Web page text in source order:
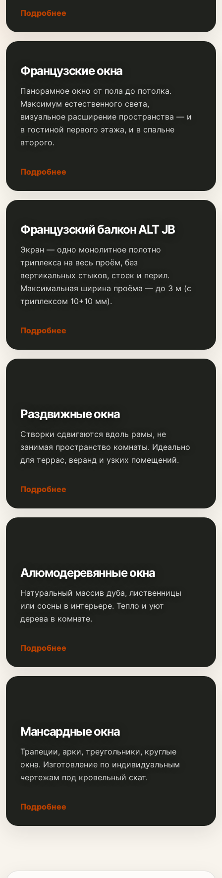
Подробнее
Французские окна
Панорамное окно от пола до потолка.
Максимум естественного света,
визуальное расширение пространства — и
в гостиной первого этажа, и в спальне
второго.
Подробнее
Французский балкон ALT JB
Экран — одно монолитное полотно
триплекса на весь проём, без
вертикальных стыков, стоек и перил.
Максимальная ширина проёма — до 3 м (с
триплексом 10+10 мм).
Подробнее
Раздвижные окна
Створки сдвигаются вдоль рамы, не
занимая пространство комнаты. Идеально
для террас, веранд и узких помещений.
Подробнее
Алюмодеревянные окна
Натуральный массив дуба, лиственницы
или сосны в интерьере. Тепло и уют
дерева в комнате.
Подробнее
Мансардные окна
Трапеции, арки, треугольники, круглые
окна. Изготовление по индивидуальным
чертежам под кровельный скат.
Подробнее